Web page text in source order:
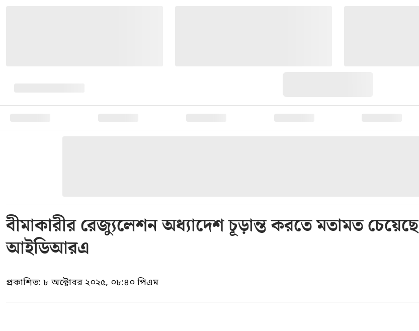
বীমাকারীর রেজ্যুলেশন অধ্যাদেশ চূড়ান্ত করতে মতামত চেয়েছে
আইডিআরএ
প্রকাশিত: ৮ অক্টোবর ২০২৫, ০৮:৪০ পিএম